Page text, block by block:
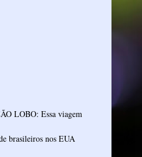
LOBO: Essa viagem
brasileiros nos EUA